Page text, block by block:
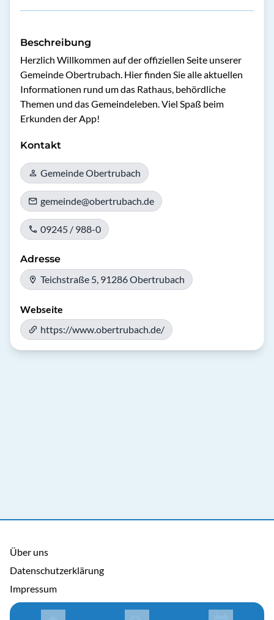
Beschreibung
Herzlich Willkommen auf der offiziellen Seite unserer
Gemeinde Obertrubach. Hier finden Sie alle aktuellen
Informationen rund um das Rathaus, behördliche
Themen und das Gemeindeleben. Viel Spaß beim
Erkunden der App!
Kontakt
Gemeinde Obertrubach
gemeinde@obertrubach.de
09245 / 988-0
Adresse
Teichstraße 5, 91286 Obertrubach
Webseite
https://www.obertrubach.de/
Über uns
Datenschutzerklärung
Impressum